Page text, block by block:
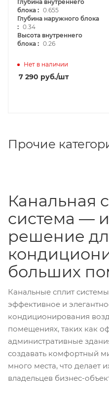
типа
Глубина внутреннего
блока : 0.655
Глубина наружного блока
: 0.34
Высота внутреннего
блока : 0.26
Нет в наличии
7 290 руб./шт
Прочие
Канальная
система —
решение
больших
Канальные сплит
эффективное и
кондиционирования
помещениях, таких как
административные
создавать комфортный
много места, что делает
владельцев бизнес-